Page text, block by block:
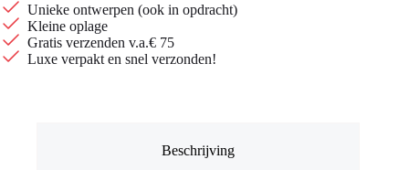
Unieke ontwerpen (ook in opdracht)
Kleine oplage
Gratis verzenden v.a.€ 75
Luxe verpakt en snel verzonden!
Beschrijving